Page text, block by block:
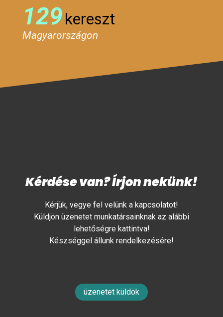
129kereszt
Magyarországon
Kérdése van? Írjon nekünk!
Kérjük, vegye fel velünk a kapcsolatot!
Küldjön üzenetet munkatársainknak az alábbi
lehetőségre kattintva!
Készséggel állunk rendelkezésére!
üzenetet küldök